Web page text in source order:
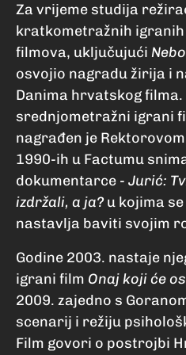
Za vrijeme studija
kratkometražnih
filmova, uključujući
osvojio nagradu žirija i
Danima hrvatskog
srednjometražni igrani
nagrađen je
1990-ih u Factumu
dokumentarce - Jurić:
izdržali, a ja? u kojima
nastavlja baviti svojim
Godine 2003. nastaje
igrani film Onaj koji će
2009. zajedno s
scenarij i režiju
Film govori o postrojbi